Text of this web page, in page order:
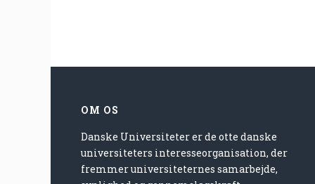
OM OS
Danske Universiteter er de otte danske
universiteters interesseorganisation, der
fremmer universiteternes samarbejde,